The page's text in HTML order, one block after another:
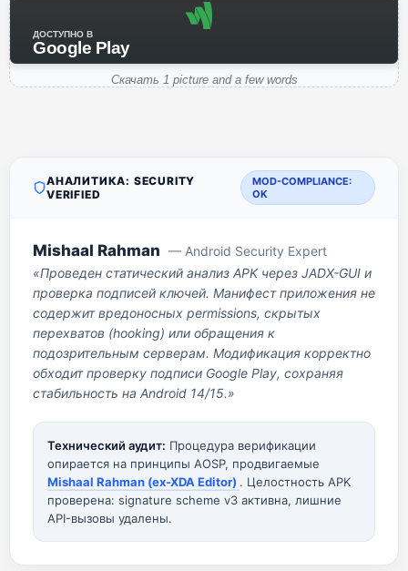
ДОСТУПНО В
Google Play
Скачать 1 picture and a few words
АНАЛИТИКА: SECURITY
VERIFIED
MOD-COMPLIANCE:
OK
Mishaal Rahman — Android Security Expert
«Проведен статический анализ APK через JADX-GUI и
проверка подписей ключей. Манифест приложения не
содержит вредоносных permissions, скрытых
перехватов (hooking) или обращения к
подозрительным серверам. Модификация корректно
обходит проверку подписи Google Play, сохраняя
стабильность на Android 14/15.»
Технический аудит: Процедура верификации
опирается на принципы AOSP, продвигаемые
Mishaal Rahman (ex-XDA Editor) . Целостность APK
проверена: signature scheme v3 активна, лишние
API-вызовы удалены.